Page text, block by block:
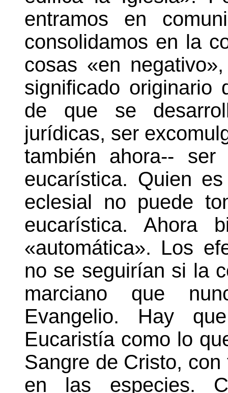
entramos en
consolidamos en la
cosas «en
significado originario
de que se
jurídicas, ser
también ahora--
eucarística. Quien
eclesial no puede
eucarística. Ahora
«automática». Los
no se seguirían si la
marciano que
Evangelio. Hay
Eucaristía como lo
Sangre de Cristo,
en las especies.